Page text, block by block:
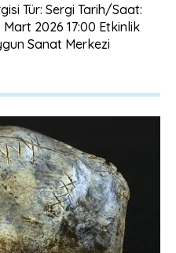
Tür: Sergi Tarih/Saat:
Mart 2026 17:00 Etkinlik
Sanat Merkezi